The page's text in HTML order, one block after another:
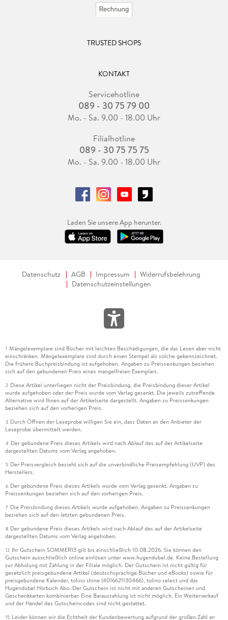
TRUSTED SHOPS
KONTAKT
Servicehotline
089 - 30 75 79 00
Mo. - Sa. 9.00 - 18.00 Uhr
Filialhotline
089 - 30 75 75 75
Mo. - Sa. 9.00 - 18.00 Uhr
Laden Sie unsere App herunter.
Datenschutz AGB Impressum
Widerrufsbelehrung
Datenschutzeinstellungen
1 Mängelexemplare sind Bücher mit leichten Beschädigungen, die das Lesen aber nicht
einschränken. Mängelexemplare sind durch einen Stempel als solche gekennzeichnet.
Die frühere Buchpreisbindung ist aufgehoben. Angaben zu Preissenkungen beziehen
sich auf den gebundenen Preis eines mangelfreien Exemplars.
2 Diese Artikel unterliegen nicht der Preisbindung, die Preisbindung dieser Artikel
wurde aufgehoben oder der Preis wurde vom Verlag gesenkt. Die jeweils zutreffende
Alternative wird Ihnen auf der Artikelseite dargestellt. Angaben zu Preissenkungen
beziehen sich auf den vorherigen Preis.
3 Durch Öffnen der Leseprobe willigen Sie ein, dass Daten an den Anbieter der
Leseprobe übermittelt werden.
4 Der gebundene Preis dieses Artikels wird nach Ablauf des auf der Artikelseite
dargestellten Datums vom Verlag angehoben.
5 Der Preisvergleich bezieht sich auf die unverbindliche Preisempfehlung (UVP) des
Herstellers.
6 Der gebundene Preis dieses Artikels wurde vom Verlag gesenkt. Angaben zu
Preissenkungen beziehen sich auf den vorherigen Preis.
7 Die Preisbindung dieses Artikels wurde aufgehoben. Angaben zu Preissenkungen
beziehen sich auf den letzten gebundenen Preis.
8 Der gebundene Preis dieses Artikels wird nach Ablauf des auf der Artikelseite
dargestellten Datums vom Verlag angehoben.
12 Ihr Gutschein SOMMER13 gilt bis einschließlich 10.08.2026. Sie können den
Gutschein ausschließlich online einlösen unter www.hugendubel.de. Keine Bestellung
zur Abholung mit Zahlung in der Filiale möglich. Der Gutschein ist nicht gültig für
gesetzlich preisgebundene Artikel (deutschsprachige Bücher und eBooks) sowie für
preisgebundene Kalender, tolino shine (4016621130466), tolino select und das
Hugendubel Hörbuch Abo. Der Gutschein ist nicht mit anderen Gutscheinen und
Geschenkkarten kombinierbar. Eine Barauszahlung ist nicht möglich. Ein Weiterverkauf
und der Handel des Gutscheincodes sind nicht gestattet.
15 Leider können wir die Echtheit der Kundenbewertung aufgrund der großen Zahl an